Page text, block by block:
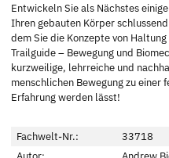
Entwickeln Sie als Nächstes
Ihren gebauten Körper
dem Sie die Konzepte von
Trailguide – Bewegung und
kurzweilige, lehrreiche und
menschlichen Bewegung zu einer
Erfahrung werden lässt!
Fachwelt-Nr.:
33718